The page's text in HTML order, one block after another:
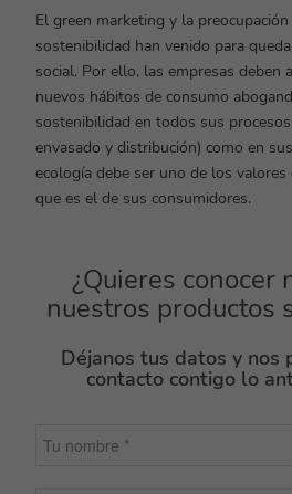
El green marketing y la
sostenibilidad han venido para
social. Por ello, las empresas deben
nuevos hábitos de consumo
sostenibilidad en todos sus
envasado y distribución) como en
ecología debe ser uno de los
que es el de sus consumidores.
¿Quieres conocer
nuestros productos
Déjanos tus datos y nos
contacto contigo lo